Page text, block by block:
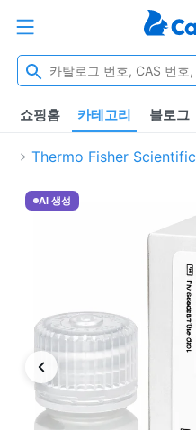
쇼핑홈 카테고리 블로그
Thermo Fisher Scientific
AI 생성